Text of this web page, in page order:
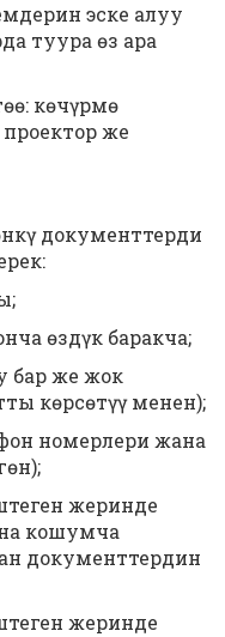
эске алуу
туура өз ара
көчүрмө
проектор же
документтерди
өздүк баракча;
бар же жок
көрсөтүү менен);
номерлери жана
жеринде
кошумча
документтердин
жеринде